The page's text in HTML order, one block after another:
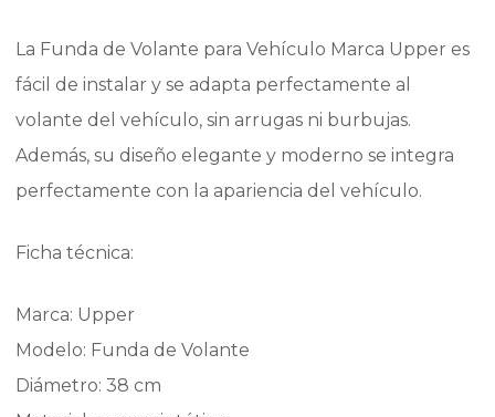
La Funda de Volante para Vehículo Marca Upper es
fácil de instalar y se adapta perfectamente al
volante del vehículo, sin arrugas ni burbujas.
Además, su diseño elegante y moderno se integra
perfectamente con la apariencia del vehículo.
Ficha técnica:
Marca: Upper
Modelo: Funda de Volante
Diámetro: 38 cm